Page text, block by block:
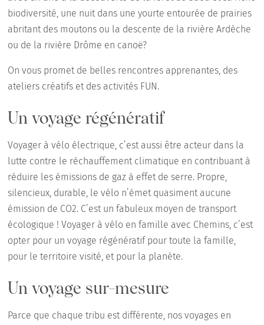
biodiversité, une nuit dans une yourte entourée de prairies
abritant des moutons ou la descente de la rivière Ardèche
ou de la rivière Drôme en canoë?
On vous promet de belles rencontres apprenantes, des
ateliers créatifs et des activités FUN.
Un voyage régénératif
Voyager à vélo électrique, c’est aussi être acteur dans la
lutte contre le réchauffement climatique en contribuant à
réduire les émissions de gaz à effet de serre. Propre,
silencieux, durable, le vélo n’émet quasiment aucune
émission de CO2. C’est un fabuleux moyen de transport
écologique ! Voyager à vélo en famille avec Chemins, c’est
opter pour un voyage régénératif pour toute la famille,
pour le territoire visité, et pour la planète.
Un voyage sur-mesure
Parce que chaque tribu est différente, nos voyages en